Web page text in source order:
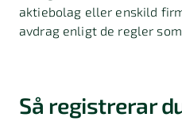
aktiebolag eller enskild
avdrag enligt de regler
Så registrerar